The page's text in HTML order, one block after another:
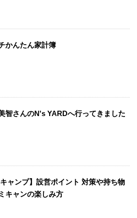
かんたん家計簿
智さんのN's YARDへ行ってきました
キャンプ】設営ポイント 対策や持ち物
キャンの楽しみ方